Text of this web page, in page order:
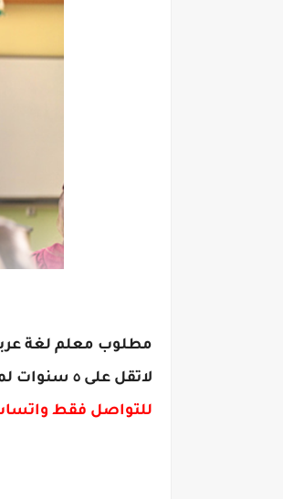
مطلوب معلم لغة
لاتقل على ٥ سنوات لمدرسة خاصه على الدوار الثامن للتعيين الفوري بعد إجتياز المقابله
للتواصل فقط